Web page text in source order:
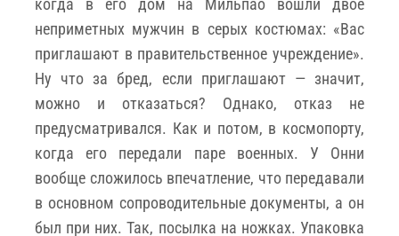
неприметных мужчин в серых костюмах: «Вас
приглашают в правительственное учреждение».
Ну что за бред, если приглашают — значит,
можно и отказаться? Однако, отказ не
предусматривался. Как и потом, в космопорту,
когда его передали паре военных. У Онни
вообще сложилось впечатление, что передавали
в основном сопроводительные документы, а он
был при них. Так, посылка на ножках. Упаковка